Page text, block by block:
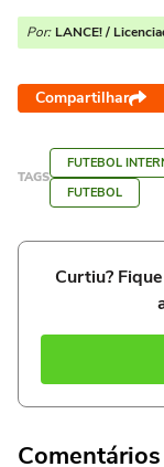
Por: LANCE! /
Compartilhar
TAGS
FUTEBOL
FUTEBOL
Curtiu?